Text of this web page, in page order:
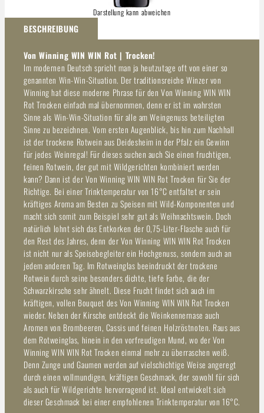
Darstellung kann abweichen
BESCHREIBUNG
Von Winning WIN WIN Rot | Trocken!
Im modernen Deutsch spricht man ja heutzutage oft von einer so
genannten Win-Win-Situation. Der traditionsreiche Winzer von
Winning hat diese moderne Phrase für den Von Winning WIN WIN
Rot Trocken einfach mal übernommen, denn er ist im wahrsten
Sinne als Win-Win-Situation für alle am Weingenuss beteiligten
Sinne zu bezeichnen. Vom ersten Augenblick, bis hin zum Nachhall
ist der trockene Rotwein aus Deidesheim in der Pfalz ein Gewinn
für jedes Weinregal! Für dieses suchen auch Sie einen fruchtigen,
feinen Rotwein, der gut mit Wildgerichten kombiniert werden
kann? Dann ist der Von Winning WIN WIN Rot Trocken für Sie der
Richtige. Bei einer Trinktemperatur von 16°C entfaltet er sein
kräftiges Aroma am Besten zu Speisen mit Wild-Komponenten und
macht sich somit zum Beispiel sehr gut als Weihnachtswein. Doch
natürlich lohnt sich das Entkorken der 0,75-Liter-Flasche auch für
den Rest des Jahres, denn der Von Winning WIN WIN Rot Trocken
ist nicht nur als Speisebegleiter ein Hochgenuss, sondern auch an
jedem anderen Tag. Im Rotweinglas beeindruckt der trockene
Rotwein durch seine besonders dichte, tiefe Farbe, die der
Schwarzkirsche sehr ähnelt. Diese Frucht findet sich auch im
kräftigen, vollen Bouquet des Von Winning WIN WIN Rot Trocken
wieder. Neben der Kirsche entdeckt die Weinkennernase auch
Aromen von Brombeeren, Cassis und feinen Holzröstnoten. Raus aus
dem Rotweinglas, hinein in den vorfreudigen Mund, wo der Von
Winning WIN WIN Rot Trocken einmal mehr zu überraschen weiß.
Denn Zunge und Gaumen werden auf vielschichtige Weise angeregt
durch einen vollmundigen, kräftigen Geschmack, der sowohl für sich
als auch für Wildgerichte hervorragend ist. Ideal entwickelt sich
dieser Geschmack bei einer empfohlenen Trinktemperatur von 16°C.